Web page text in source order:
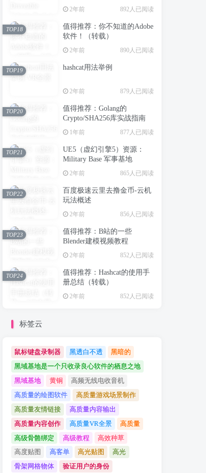
REDUX ) 2.0 可驾驶汽车包
（支持到UE5.5）【推荐】
2年前 892人已阅读
值得推荐：你不知道的Adobe
软件！（转载）
2年前 890人已阅读
TOP18
hashcat用法举例
2年前 879人已阅读
TOP19
值得推荐：Golang的
Crypto/SHA256库实战指南
1年前 877人已阅读
TOP20
UE5（虚幻引擎5）资源：
Military Base 军事基地
2年前 865人已阅读
TOP21
百度极速云里去撸金币-云机
玩法概述
2年前 856人已阅读
TOP22
值得推荐：B站的一些
Blender建模视频教程
2年前 852人已阅读
TOP23
值得推荐：Hashcat的使用手
册总结（转载）
2年前 852人已阅读
TOP24
标签云
鼠标键盘录制器 黑透白不透
黑暗的
黑域基地是一个只收录良心软件的栖息之地
黑域基地
黄铜
高频无线电收音机
高质量的绘图软件
高质量游戏场景制作
高质量友情链接
高质量内容输出
高质量内容创作
高质量VR全景
高质量
高级骨骼绑定
高级教程
高效种草
高度贴图
高客单 高光贴图
高光
骨架网格物体
验证用户的身份